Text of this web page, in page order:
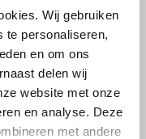
Wij gebruiken
te personaliseren,
en om ons
delen wij
website met onze
en analyse. Deze
met andere